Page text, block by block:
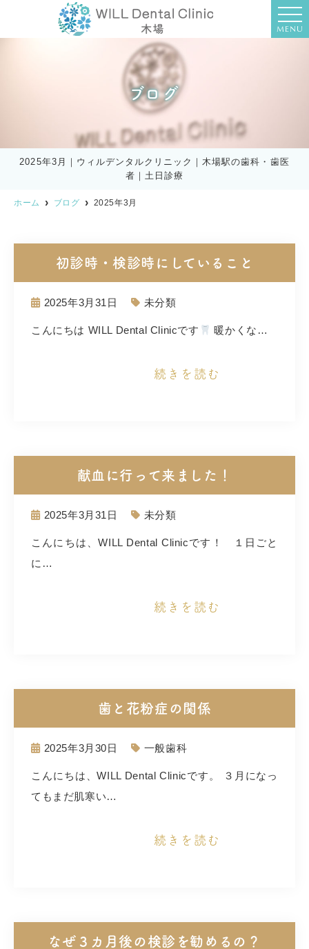
MENU
ブログ
2025年3月｜ウィルデンタルクリニック｜木場駅の歯科・歯医
者｜土日診療
ホーム ブログ 2025年3月
初診時・検診時にしていること
2025年3月31日 未分類
こんにちは WILL Dental Clinicです 暖かくな…
続きを読む
献血に行って来ました！
2025年3月31日 未分類
こんにちは、WILL Dental Clinicです！ １日ごと
に…
続きを読む
歯と花粉症の関係
2025年3月30日 一般歯科
こんにちは、WILL Dental Clinicです。 ３月になっ
てもまだ肌寒い…
続きを読む
なぜ３カ月後の検診を勧めるの？